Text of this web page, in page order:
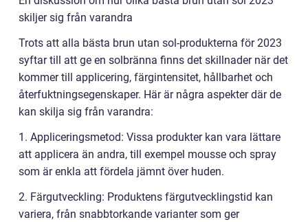
skiljer sig från varandra
Trots att alla bästa brun utan sol-produkterna för 2023
syftar till att ge en solbränna finns det skillnader när det
kommer till applicering, färgintensitet, hållbarhet och
återfuktningsegenskaper. Här är några aspekter där de
kan skilja sig från varandra:
1. Appliceringsmetod: Vissa produkter kan vara lättare
att applicera än andra, till exempel mousse och spray
som är enkla att fördela jämnt över huden.
2. Färgutveckling: Produktens färgutvecklingstid kan
variera, från snabbtorkande varianter som ger